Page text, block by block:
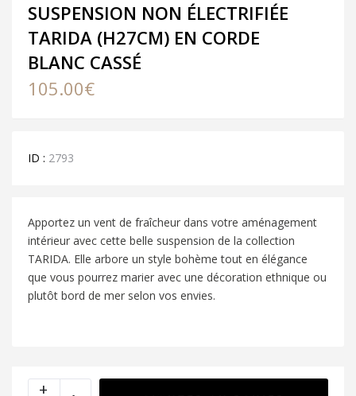
SUSPENSION NON ÉLECTRIFIÉE
TARIDA (H27CM) EN CORDE
BLANC CASSÉ
105.00€
ID : 2793
Apportez un vent de fraîcheur dans votre aménagement
intérieur avec cette belle suspension de la collection
TARIDA. Elle arbore un style bohème tout en élégance
que vous pourrez marier avec une décoration ethnique ou
plutôt bord de mer selon vos envies.